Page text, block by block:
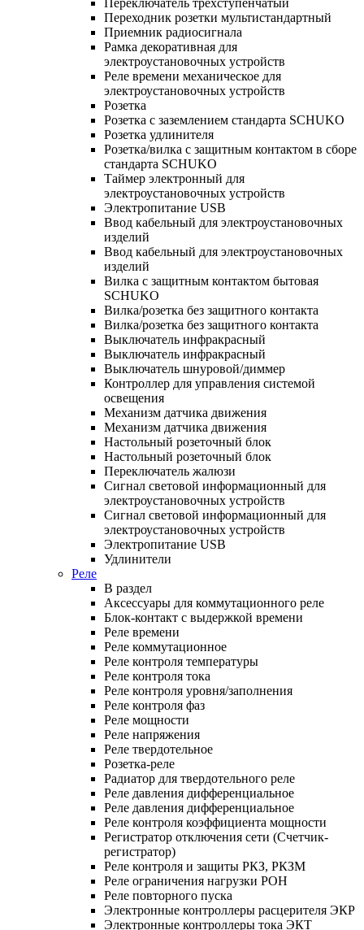
Переходник розетки мультистандартный
Приемник радиосигнала
Рамка декоративная для
электроустановочных устройств
Реле времени механическое для
электроустановочных устройств
Розетка
Розетка с заземлением стандарта SCHUKO
Розетка удлинителя
Розетка/вилка с защитным контактом в сборе
стандарта SCHUKO
Таймер электронный для
электроустановочных устройств
Электропитание USB
Ввод кабельный для электроустановочных
изделий
Ввод кабельный для электроустановочных
изделий
Вилка с защитным контактом бытовая
SCHUKO
Вилка/розетка без защитного контакта
Вилка/розетка без защитного контакта
Выключатель инфракрасный
Выключатель инфракрасный
Выключатель шнуровой/диммер
Контроллер для управления системой
освещения
Механизм датчика движения
Механизм датчика движения
Настольный розеточный блок
Настольный розеточный блок
Переключатель жалюзи
Сигнал световой информационный для
электроустановочных устройств
Сигнал световой информационный для
электроустановочных устройств
Электропитание USB
Удлинители
Реле
В раздел
Аксессуары для коммутационного реле
Блок-контакт с выдержкой времени
Реле времени
Реле коммутационное
Реле контроля температуры
Реле контроля тока
Реле контроля уровня/заполнения
Реле контроля фаз
Реле мощности
Реле напряжения
Реле твердотельное
Розетка-реле
Радиатор для твердотельного реле
Реле давления дифференциальное
Реле давления дифференциальное
Реле контроля коэффициента мощности
Регистратор отключения сети (Счетчик-
регистратор)
Реле контроля и защиты РКЗ, РКЗМ
Реле ограничения нагрузки РОН
Реле повторного пуска
Электронные контроллеры расцерителя ЭКР
Электронные контроллеры тока ЭКТ